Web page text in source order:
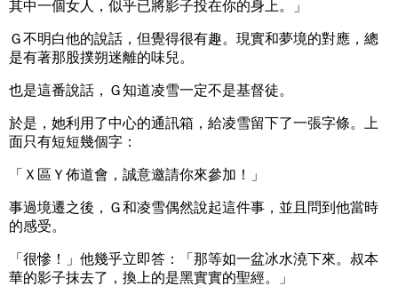
其中一個女人，似乎已將影子投在你的身上。」
Ｇ不明白他的說話，但覺得很有趣。現實和夢境的對應，總
是有著那股撲朔迷離的味兒。
也是這番說話，Ｇ知道凌雪一定不是基督徒。
於是，她利用了中心的通訊箱，給凌雪留下了一張字條。上
面只有短短幾個字：
「Ｘ區Ｙ佈道會，誠意邀請你來參加！」
事過境遷之後，Ｇ和凌雪偶然說起這件事，並且問到他當時
的感受。
「很慘！」他幾乎立即答：「那等如一盆冰水澆下來。叔本
華的影子抹去了，換上的是黑實實的聖經。」